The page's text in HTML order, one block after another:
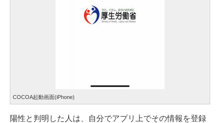
COCOA起動画面(iPhone)
陽性と判明した人は、自分でアプリ上でその情報を登録